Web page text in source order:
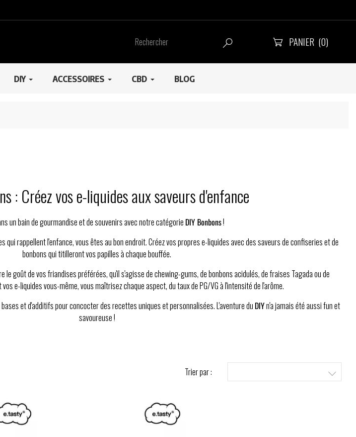
  PANIER (0)
DIY ACCESSOIRES CBD BLOG
: Créez vos e-liquides aux saveurs d'enfance
un bain de gourmandise et de souvenirs avec notre catégorie DIY Bonbons!
rappellent l'enfance, vous êtes au bon endroit. Créez vos propres e-liquides avec des saveurs de confiseries et de
bonbons qui titilleront vos papilles à chaque bouffée.
le goût de vos friandises préférées, qu'il s'agisse de chewing-gums, de bonbons acidulés, de fraises Tagada ou de
e-liquides vous-même, vous maîtrisez chaque aspect, du taux de PG/VG à l'intensité de l'arôme.
et d'additifs pour concocter des recettes uniques et personnalisées. L'aventure du DIYn'a jamais été aussi fun et
savoureuse !
Trier par : 